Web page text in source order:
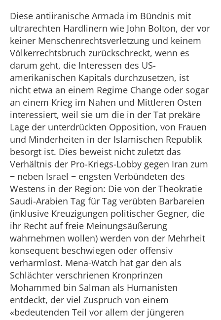
Diese antiiranische Armada im Bündnis mit
ultrarechten Hardlinern wie John Bolton, der vor
keiner Menschenrechtsverletzung und keinem
Völkerrechtsbruch zurückschreckt, wenn es
darum geht, die Interessen des US-
amerikanischen Kapitals durchzusetzen, ist
nicht etwa an einem Regime Change oder sogar
an einem Krieg im Nahen und Mittleren Osten
interessiert, weil sie um die in der Tat prekäre
Lage der unterdrückten Opposition, von Frauen
und Minderheiten in der Islamischen Republik
besorgt ist. Dies beweist nicht zuletzt das
Verhältnis der Pro-Kriegs-Lobby gegen Iran zum
− neben Israel − engsten Verbündeten des
Westens in der Region: Die von der Theokratie
Saudi-Arabien Tag für Tag verübten Barbareien
(inklusive Kreuzigungen politischer Gegner, die
ihr Recht auf freie Meinungsäußerung
wahrnehmen wollen) werden von der Mehrheit
konsequent beschwiegen oder offensiv
verharmlost. Mena-Watch hat gar den als
Schlächter verschrienen Kronprinzen
Mohammed bin Salman als Humanisten
entdeckt, der viel Zuspruch von einem
«bedeutenden Teil vor allem der jüngeren